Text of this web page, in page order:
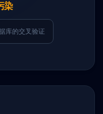
染
库的交叉验证